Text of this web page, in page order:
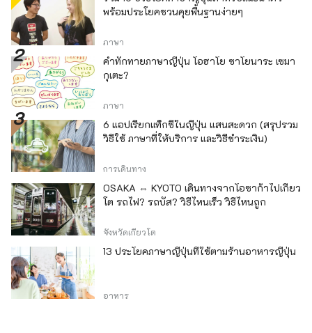
พร้อมประโยคชวนคุยพื้นฐานง่ายๆ
ภาษา
คำทักทายภาษาญี่ปุ่น โอฮาโย ซาโยนาระ เซมา
กุเตะ?
ภาษา
6 แอปเรียกแท็กซี่ในญี่ปุ่น แสนสะดวก (สรุปรวม
วิธีใช้ ภาษาที่ให้บริการ และวิธีชำระเงิน)
การเดินทาง
OSAKA ⇔ KYOTO เดินทางจากโอซาก้าไปเกียว
โต รถไฟ? รถบัส? วิธีไหนเร็ว วิธีไหนถูก
จังหวัดเกียวโต
13 ประโยคภาษาญี่ปุ่นที่ใช้ตามร้านอาหารญี่ปุ่น
อาหาร